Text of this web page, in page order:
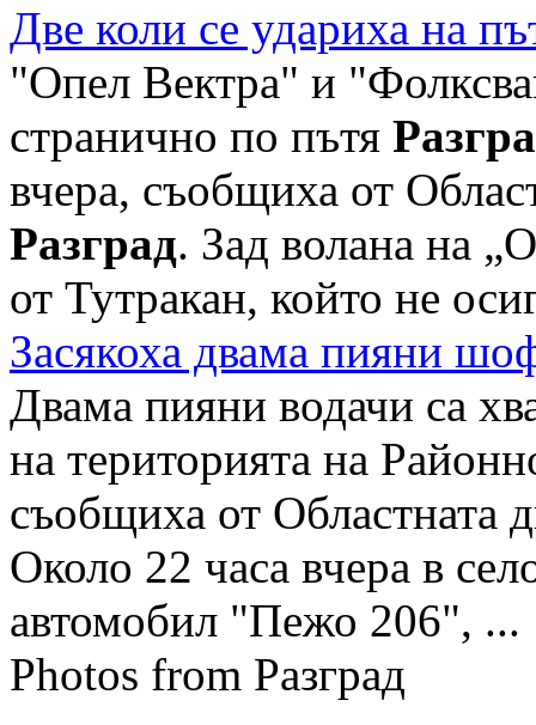
Две коли се удариха на
"Опел Вектра" и
странично по пътя
вчера, съобщиха от
Разград. Зад волана на
от Тутракан, който не
Засякоха двама пияни
Двама пияни водачи са
на територията на
съобщиха от Областната
Около 22 часа вчера в
автомобил "Пежо 206", ...
Photos from Разград